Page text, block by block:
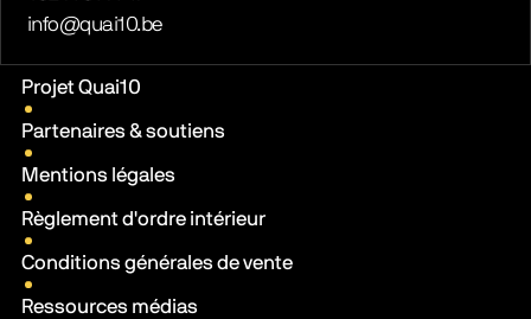
E-mail
info@quai10.be
Liens pratiques
Projet Quai10
Partenaires & soutiens
Mentions légales
Règlement d'ordre intérieur
Conditions générales de vente
Ressources médias